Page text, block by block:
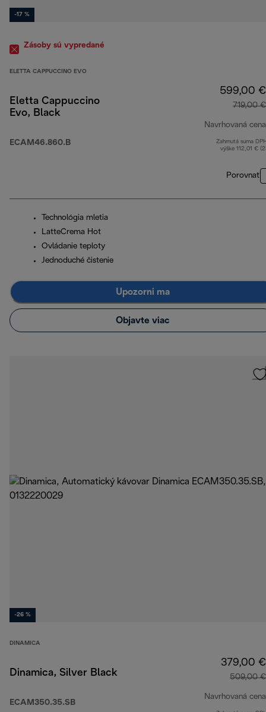
-17 %
Zásoby sú vypredané
ELETTA CAPPUCCINO EVO
Eletta Cappuccino
Evo, Black
ECAM46.860.B
599,00 €
719,00 €
Navrhovaná cena
Zahrnutá suma
výške 112,01 €
Porovnať
Technológia mletia
LatteCrema Hot
Ovládanie teploty
Jednoduché čistenie
Upozorni ma
Objavte viac
-26 %
DINAMICA
Dinamica, Silver Black
ECAM350.35.SB
379,00 €
509,00 €
Navrhovaná cena